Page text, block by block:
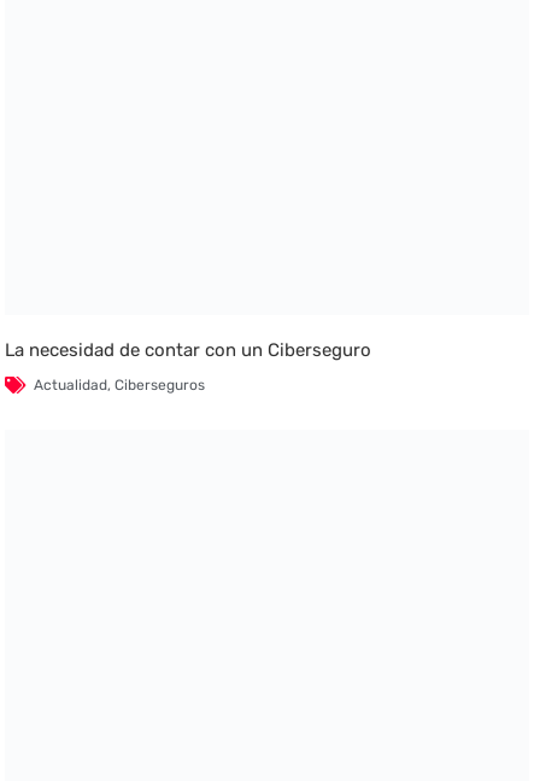
La necesidad de contar con un Ciberseguro
Actualidad,Ciberseguros